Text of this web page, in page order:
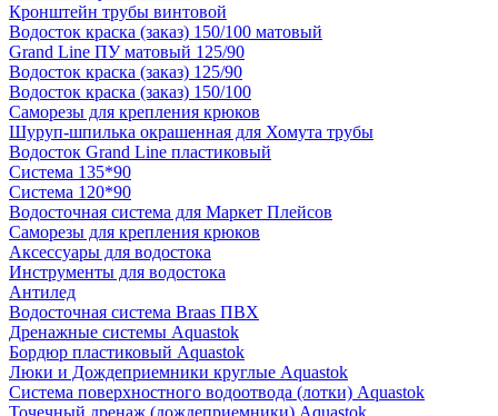
Кронштейн трубы винтовой
Водосток краска (заказ) 150/100 матовый
Grand Line ПУ матовый 125/90
Водосток краска (заказ) 125/90
Водосток краска (заказ) 150/100
Саморезы для крепления крюков
Шуруп-шпилька окрашенная для Хомута трубы
Водосток Grand Line пластиковый
Система 135*90
Система 120*90
Водосточная система для Маркет Плейсов
Саморезы для крепления крюков
Аксессуары для водостока
Инструменты для водостока
Антилед
Водосточная система Braas ПВХ
Дренажные системы Aquastok
Бордюр пластиковый Aquastok
Люки и Дождеприемники круглые Aquastok
Система поверхностного водоотвода (лотки) Aquastok
Точечный дренаж (дождеприемники) Aquastok